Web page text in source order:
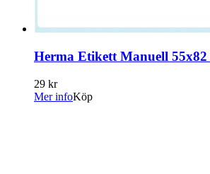
Herma Etikett Manuell
29 kr
Mer infoKöp